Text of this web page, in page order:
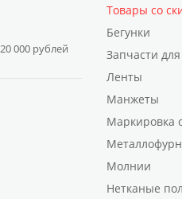
20 000 рублей
Товары со
Бегунки
Запчасти
Ленты
Манжеты
Маркировка
Молнии
Нетканые